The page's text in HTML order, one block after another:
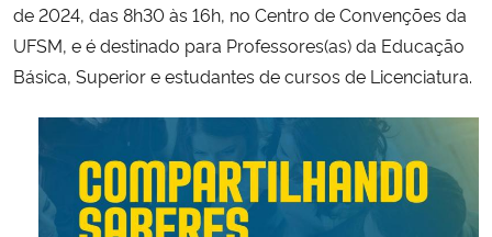
Controladoria-Geral da União
Ministério da Mulher, da Família e dos Direitos Humanos
Secretaria de Governo
de 2024, das 8h30 às 16h, no Centro de Convenções da
UFSM, e é destinado para Professores(as) da Educação
Básica, Superior e estudantes de cursos de Licenciatura.